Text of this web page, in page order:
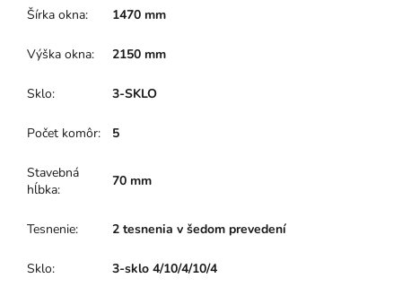
Šírka okna: 1470 mm
Výška okna: 2150 mm
Sklo: 3-SKLO
Počet komôr: 5
Stavebná
hĺbka:
70 mm
Tesnenie: 2 tesnenia v šedom prevedení
Sklo: 3-sklo 4/10/4/10/4